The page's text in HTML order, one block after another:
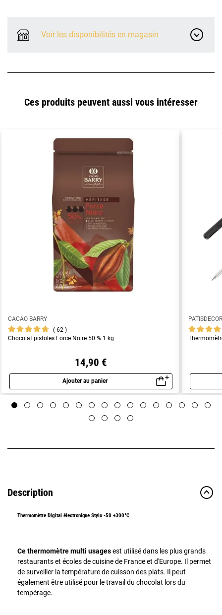
Voir les disponibilités en magasin
Ces produits peuvent aussi vous intéresser
CACAO BARRY
62
Chocolat pistoles Force Noire 50 % 1 kg
14,90 €
Ajouter au panier
Aperçu rapide
Description
Thermomètre Digital électronique Stylo -50 +300°C
Ce thermomètre multi usagesest utilisé dans les plus grands
restaurants et écoles de cuisine de France et d'Europe. Il permet
de surveiller la température de cuisson des plats. Il peut
également être utilisé pour le travail du chocolat lors du
tempérage.